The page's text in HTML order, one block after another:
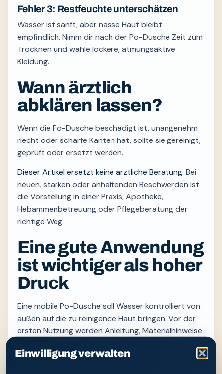
Einwilligung verwalten
Fehler 3: Restfeuchte unterschätzen
Wasser ist sanft, aber nasse Haut bleibt
empfindlich. Nimm dir nach der Po-Dusche Zeit zum
Trocknen und wähle lockere, atmungsaktive
Kleidung.
Wann ärztlich
abklären lassen?
Wenn die Po-Dusche beschädigt ist, unangenehm
riecht oder scharfe Kanten hat, sollte sie gereinigt,
geprüft oder ersetzt werden.
Dieser Artikel ersetzt keine ärztliche Beratung. Bei
neuen, starken oder anhaltenden Beschwerden ist
die Vorstellung in einer Praxis, Apotheke,
Hebammenbetreuung oder Pflegeberatung der
richtige Weg.
Eine gute Anwendung
ist wichtiger als hoher
Druck
Eine mobile Po-Dusche soll Wasser kontrolliert von
außen auf die zu reinigende Haut bringen. Vor der
ersten Nutzung werden Anleitung, Materialhinweise
gelesen. Frisches, angenehm temperiertes Wasser,